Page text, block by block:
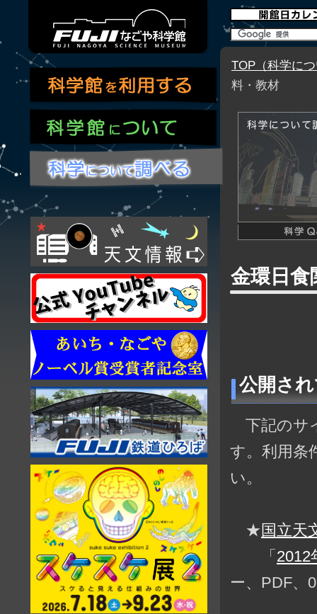
TOP（科学に
料・教材
金環日食
公開さ
下記のサ
す。利用条
い。
★国立天
「 2012
ー、PDF、